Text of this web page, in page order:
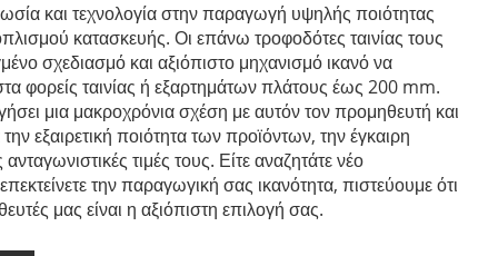
και τεχνολογία στην παραγωγή υψηλής ποιότητας
κατασκευής. Οι επάνω τροφοδότες ταινίας τους
σχεδιασμό και αξιόπιστο μηχανισμό ικανό να
φορείς ταινίας ή εξαρτημάτων πλάτους έως 200 mm.
μια μακροχρόνια σχέση με αυτόν τον προμηθευτή και
την εξαιρετική ποιότητα των προϊόντων, την έγκαιρη
τιμές τους. Είτε αναζητάτε νέο
την παραγωγική σας ικανότητα, πιστεύουμε ότι
μας είναι η αξιόπιστη επιλογή σας.